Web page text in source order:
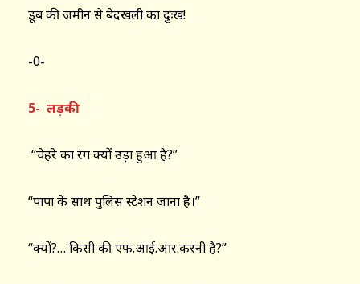
डूब की जमीन से बेदखली का दुःख!
-0-
5- लड़की
“चेहरे का रंग क्यों उड़ा हुआ है?”
“पापा के साथ पुलिस स्टेशन जाना है।”
“क्यों?… किसी की एफ.आई.आर.करनी है?”